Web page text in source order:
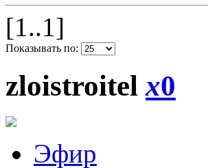
[1..1]
Показывать по:
zloistroitelx0
Эфир